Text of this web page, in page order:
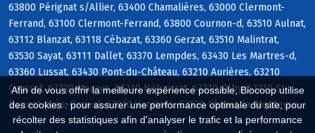
Afin de vous offrir la meilleure expérience possible, Biocoop utilise
des cookies : pour assurer une performance optimale du site, pour
récolter des statistiques afin d'analyser le trafic et la performance
63800 Pérignat s/Allier, 63400 Chamalières, 63000 Clermont-
Ferrand, 63100 Clermont-Ferrand, 63800 Cournon-d, 63510 Aulnat,
63112 Blanzat, 63118 Cébazat, 63360 Gerzat, 63510 Malintrat,
63530 Sayat, 63111 Dallet, 63370 Lempdes, 63430 Les Martres-d,
63360 Lussat, 63430 Pont-du-Château, 63210 Aurières, 63210
Ceyssat, 63230 Mazaye, 63210 Nébouzat, 63210 Olby, 63210 St-
Bonnet-près-Orcival, 63210 Vernines, 63530 Chanat-la-Mouteyre